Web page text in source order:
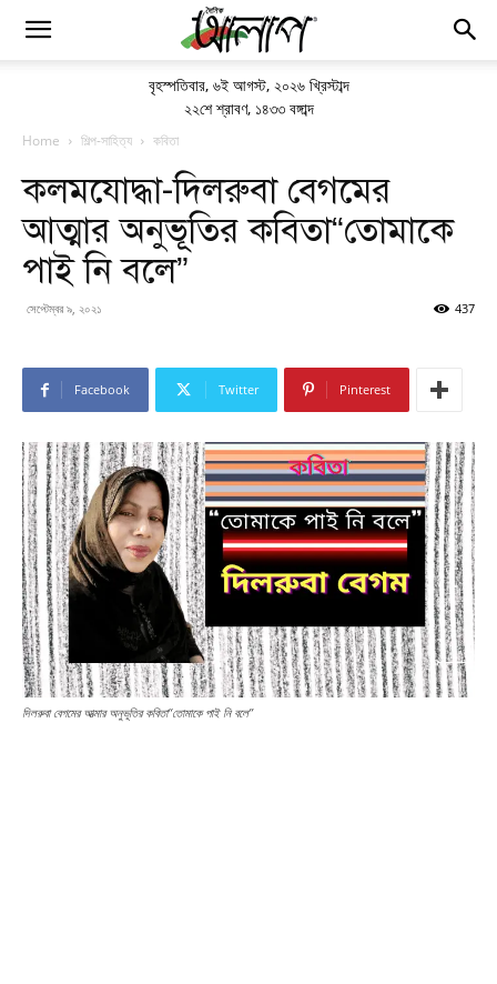
বৃহস্পতিবার, ৬ই আগস্ট, ২০২৬ খ্রিস্টাব্দ
২২শে শ্রাবণ, ১৪৩৩ বঙ্গাব্দ
Home শিল্প-সাহিত্য কবিতা
কলমযোদ্ধা-দিলরুবা বেগমের
আত্মার অনুভূতির কবিতা“তোমাকে
পাই নি বলে”
সেপ্টেম্বর ৯, ২০২১ 437
Facebook Twitter Pinterest
দিলরুবা বেগমের আত্মার অনুভূতির কবিতা“তোমাকে পাই নি বলে”